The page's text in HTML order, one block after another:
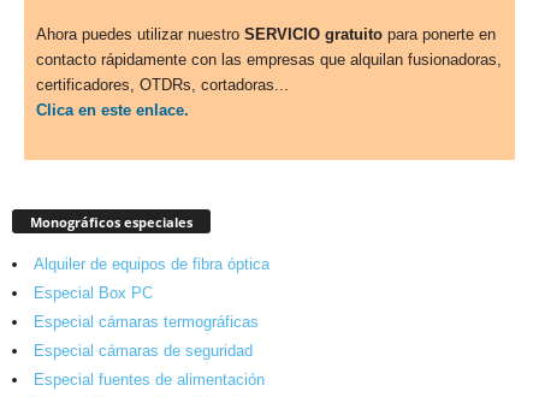
Ahora puedes utilizar nuestro SERVICIO gratuito para ponerte en
contacto rápidamente con las empresas que alquilan fusionadoras,
certificadores, OTDRs, cortadoras...
Clica en este enlace.
Monográficos especiales
Alquiler de equipos de fibra óptica
Especial Box PC
Especial cámaras termográficas
Especial cámaras de seguridad
Especial fuentes de alimentación